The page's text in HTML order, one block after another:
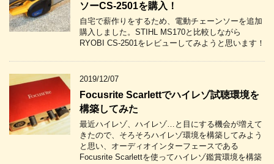
ソーCS-2501を購入！
自宅で薪作りをするため、電動チェーンソーを追加
購入しました。STIHL MS170と比較しながら
RYOBI CS-2501をレビューしてみようと思います！
2019/12/07
Focusrite Scarlettでハイレゾ試聴環境を
構築してみた
最近ハイレゾ、ハイレゾ…と目にする機会が増えて
きたので、そろそろハイレゾ環境を構築してみよう
と思い、オーディオインターフェースである
Focusrite Scarlettを使ってハイレゾ鑑賞環境を構築